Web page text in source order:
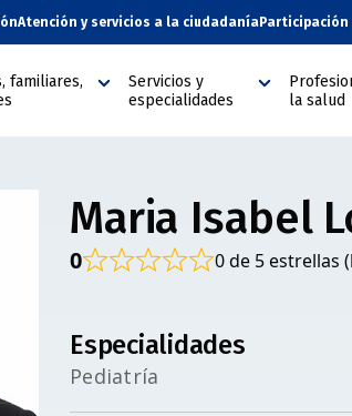
Atención y servicios a la ciudadanía
familiares,
Servicios y
especialidades
la salud
Maria Isabel
0 0 de 5 estrellas
Especialidades
Pediatría